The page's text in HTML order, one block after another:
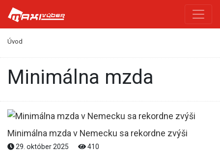
Úvod
minimálna mzda
Minimálna mzda v Nemecku sa rekordne zvýši
29. október 2025 410